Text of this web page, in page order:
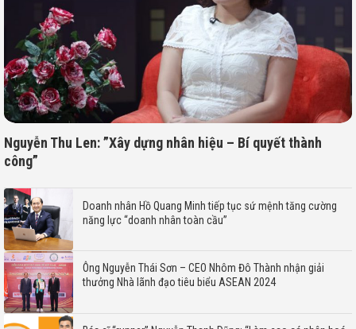
Nguyễn Thu Len: ”Xây dựng nhân hiệu – Bí quyết thành
công”
Doanh nhân Hồ Quang Minh tiếp tục sứ mệnh tăng cường
năng lực “doanh nhân toàn cầu”
Ông Nguyễn Thái Sơn – CEO Nhôm Đô Thành nhận giải
thưởng Nhà lãnh đạo tiêu biểu ASEAN 2024